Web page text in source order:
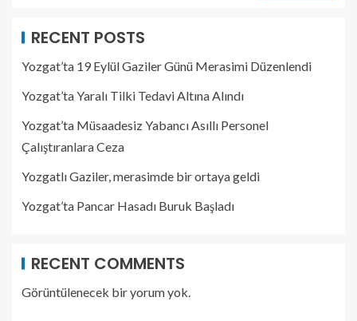
RECENT POSTS
Yozgat’ta 19 Eylül Gaziler Günü Merasimi Düzenlendi
Yozgat’ta Yaralı Tilki Tedavi Altına Alındı
Yozgat’ta Müsaadesiz Yabancı Asıllı Personel
Çalıştıranlara Ceza
Yozgatlı Gaziler, merasimde bir ortaya geldi
Yozgat’ta Pancar Hasadı Buruk Başladı
RECENT COMMENTS
Görüntülenecek bir yorum yok.